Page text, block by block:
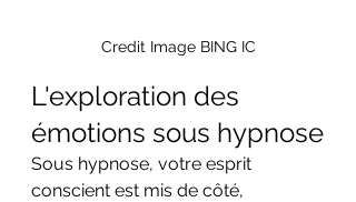
Credit Image BING IC
L'exploration des
émotions sous hypnose
Sous hypnose, votre esprit
conscient est mis de côté,